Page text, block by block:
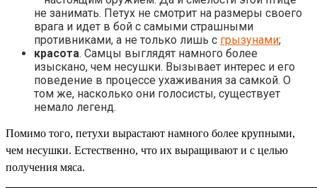
не занимать. Петух не смотрит на размеры своего
врага и идет в бой с самыми страшными
противниками, а не только лишь с грызунами;
красота. Самцы выглядят намного более
изыскано, чем несушки. Вызывает интерес и его
поведение в процессе ухаживания за самкой. О
том же, насколько они голосисты, существует
немало легенд.
Помимо того, петухи вырастают намного более крупными,
чем несушки. Естественно, что их выращивают и с целью
получения мяса.